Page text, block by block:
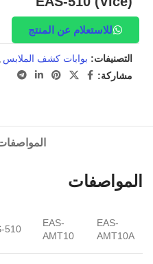
للاستعلام عن المنتج
التصنيفات: بوابات كشف الملابس
مشاركة:
المواصفات
510
EAS-
AMT10
EAS-
AMT10A